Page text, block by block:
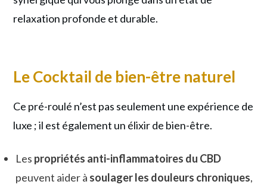
relaxation profonde et durable.
Le Cocktail de bien-être naturel
Ce pré-roulé n’est pas seulement une expérience de
luxe ; il est également un élixir de bien-être.
Les propriétés anti-inflammatoires du CBD
peuvent aider à soulager les douleurs chroniques,